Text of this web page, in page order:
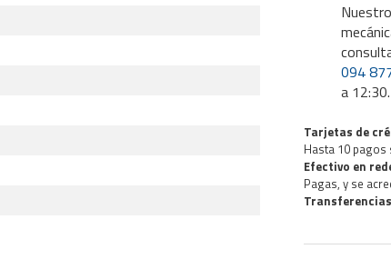
094
a 12:30.
Tarjetas de
Hasta 10 pagos
Efectivo en
Pagas, y se